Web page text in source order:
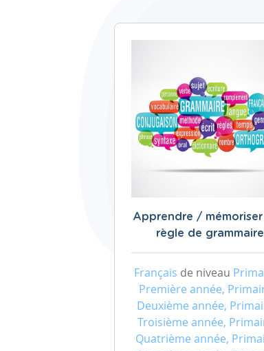
Apprendre / mémoriser
règle de grammaire
Français de niveau
Première année,
Deuxième année,
Troisième année,
Quatrième année,